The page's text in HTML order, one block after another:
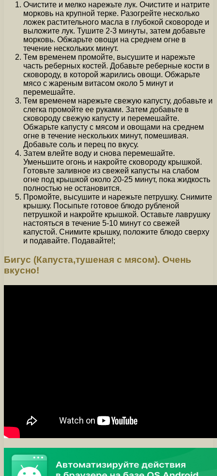
Очистите и мелко нарежьте лук. Очистите и натрите
морковь на крупной терке. Разогрейте несколько
ложек растительного масла в глубокой сковороде и
выложите лук. Тушите 2-3 минуты, затем добавьте
морковь. Обжарьте овощи на среднем огне в
течение нескольких минут.
Тем временем промойте, высушите и нарежьте
часть реберных костей. Добавьте реберные кости в
сковороду, в которой жарились овощи. Обжарьте
мясо с жареным витасом около 5 минут и
перемешайте.
Тем временем нарежьте свежую капусту, добавьте и
слегка промойте ее руками. Затем добавьте в
сковороду свежую капусту и перемешайте.
Обжарьте капусту с мясом и овощами на среднем
огне в течение нескольких минут, помешивая.
Добавьте соль и перец по вкусу.
Затем влейте воду и снова перемешайте.
Уменьшите огонь и накройте сковороду крышкой.
Готовьте заливное из свежей капусты на слабом
огне под крышкой около 20-25 минут, пока жидкость
полностью не остановится.
Промойте, высушите и нарежьте петрушку. Снимите
крышку. Посыпьте готовое блюдо рубленой
петрушкой и накройте крышкой. Оставьте лаврушку
настояться в течение 5-10 минут со свежей
капустой. Снимите крышку, положите блюдо сверху
и подавайте. Подавайте!;
Бигус (Капуста,тушеная с мясом). Очень
вкусно!